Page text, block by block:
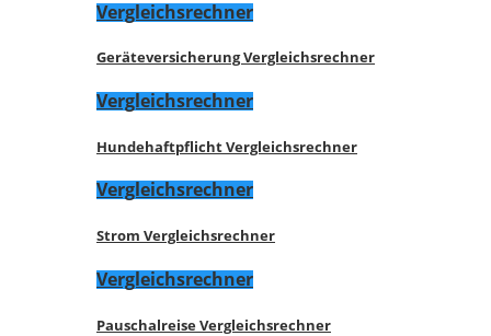
Vergleichsrechner
Geräteversicherung Vergleichsrechner
Vergleichsrechner
Hundehaftpflicht Vergleichsrechner
Vergleichsrechner
Strom Vergleichsrechner
Vergleichsrechner
Pauschalreise Vergleichsrechner